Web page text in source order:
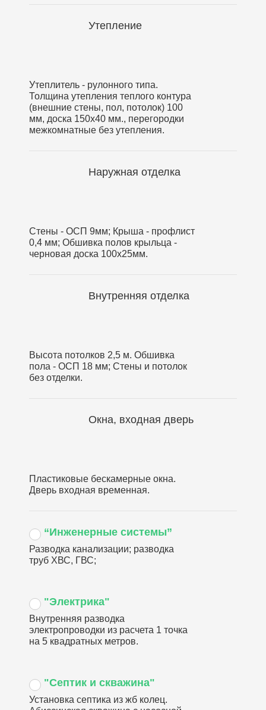
Утепление
Утеплитель - рулонного типа.
Толщина утепления теплого контура
(внешние стены, пол, потолок) 100
мм, доска 150х40 мм., перегородки
межкомнатные без утепления.
Наружная отделка
Стены - ОСП 9мм; Крыша - профлист
0,4 мм; Обшивка полов крыльца -
черновая доска 100х25мм.
Внутренняя отделка
Высота потолков 2,5 м. Обшивка
пола - ОСП 18 мм; Стены и потолок
без отделки.
Окна, входная дверь
Пластиковые бескамерные окна.
Дверь входная временная.
“Инженерные системы”
Разводка канализации; разводка
труб ХВС, ГВС;
"Электрика"
Внутренняя разводка
электропроводки из расчета 1 точка
на 5 квадратных метров.
"Септик и скважина"
Установка септика из жб колец.